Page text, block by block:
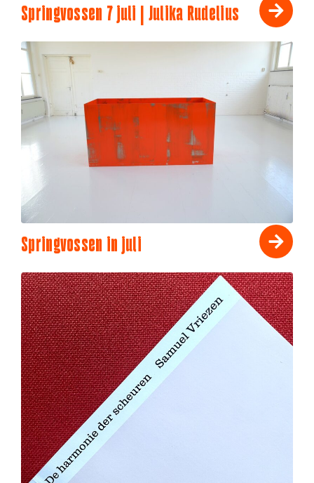
Springvossen 7 juli | Julika Rudelius
Springvossen in juli